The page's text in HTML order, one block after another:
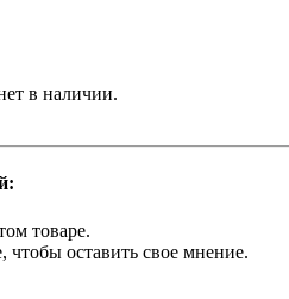
в наличии.
товаре.
чтобы оставить свое мнение.